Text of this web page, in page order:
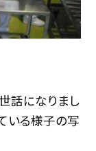
話になりまし
いる様子の写